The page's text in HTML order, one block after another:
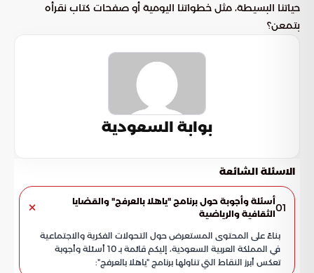
حياتنا البسيطة، مثل خطواتنا اليومية أو صفحات كتاب نقرأه
بتمعن؟
بوابة السعودية
الاسئلة الشائعة
01أسئلة وأجوبة حول برنامج "ياهلا بالعرفج" والقضايا
الثقافية والرياضية
بناءً على المحتوى المستعرض حول التحولات الفكرية والاجتماعية
في المملكة العربية السعودية، إليكم قائمة بـ 10 أسئلة وأجوبة
تعكس أبرز النقاط التي تناولها برنامج "ياهلا بالعرفج":